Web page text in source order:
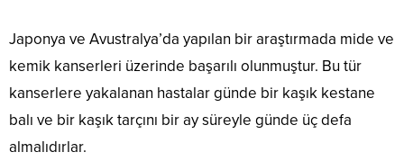
Japonya ve Avustralya’da yapılan bir araştırmada mide ve
kemik kanserleri üzerinde başarılı olunmuştur. Bu tür
kanserlere yakalanan hastalar günde bir kaşık kestane
balı ve bir kaşık tarçını bir ay süreyle günde üç defa
almalıdırlar.